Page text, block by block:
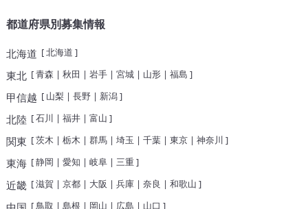
都道府県別募集情報
北海道 [北海道 ]
東北 [青森 | 秋田 | 岩手| 宮城| 山形| 福島 ]
甲信越 [ 山梨 | 長野| 新潟]
北陸 [石川 | 福井| 富山 ]
関東 [茨木 | 栃木 | 群馬| 埼玉 | 千葉| 東京| 神奈川 ]
東海[静岡 | 愛知 | 岐阜| 三重]
近畿[滋賀 | 京都| 大阪 | 兵庫| 奈良 | 和歌山 ]
[鳥取 | 島根 | 岡山 | 広島 | 山口 ]